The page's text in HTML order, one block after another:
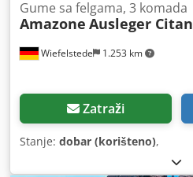
Wiefelstede 1.253 km
Gume sa felgama, 3 komada
Amazone Ausleger Citan
Zatraži
Stanje: dobar (korišteno),